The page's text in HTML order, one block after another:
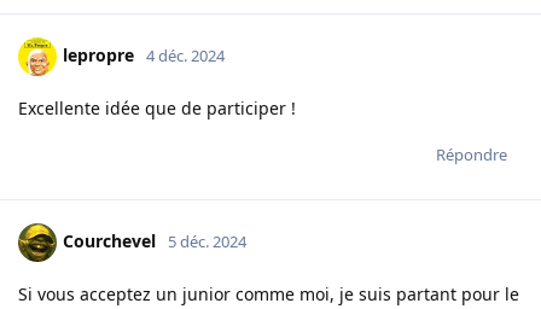
lepropre 4 déc. 2024
Excellente idée que de participer !
Répondre
Courchevel 5 déc. 2024
Si vous acceptez un junior comme moi, je suis partant pour le